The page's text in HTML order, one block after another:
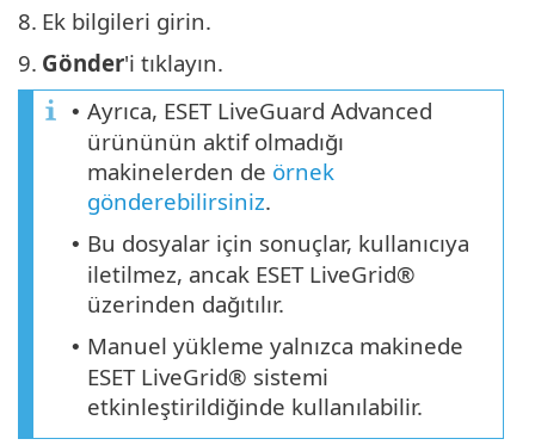
8. Ek bilgileri girin.
9. Gönder'i tıklayın.
• Ayrıca, ESET LiveGuard Advanced
ürününün aktif olmadığı
makinelerden de örnek
gönderebilirsiniz.
• Bu dosyalar için sonuçlar, kullanıcıya
iletilmez, ancak ESET LiveGrid®
üzerinden dağıtılır.
• Manuel yükleme yalnızca makinede
ESET LiveGrid® sistemi
etkinleştirildiğinde kullanılabilir.